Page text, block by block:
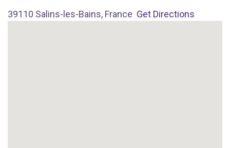
39110 Salins-les-Bains, France Get Directions